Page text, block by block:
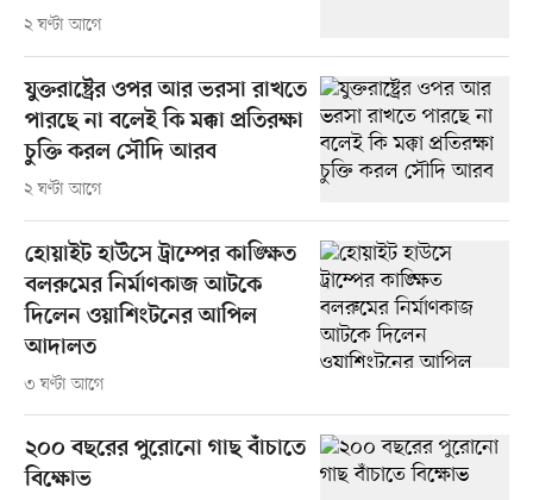
২ ঘণ্টা আগে
যুক্তরাষ্ট্রের ওপর আর ভরসা রাখতে
পারছে না বলেই কি মক্কা প্রতিরক্ষা
চুক্তি করল সৌদি আরব
২ ঘণ্টা আগে
হোয়াইট হাউসে ট্রাম্পের কাঙ্ক্ষিত
বলরুমের নির্মাণকাজ আটকে
দিলেন ওয়াশিংটনের আপিল
আদালত
৩ ঘণ্টা আগে
২০০ বছরের পুরোনো গাছ বাঁচাতে
বিক্ষোভ